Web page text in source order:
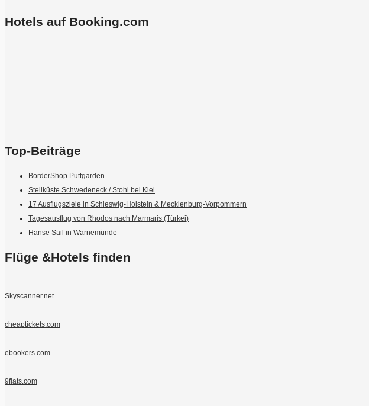
Hotels auf Booking.com
Top-Beiträge
BorderShop Puttgarden
Steilküste Schwedeneck / Stohl bei Kiel
17 Ausflugsziele in Schleswig-Holstein & Mecklenburg-Vorpommern
Tagesausflug von Rhodos nach Marmaris (Türkei)
Hanse Sail in Warnemünde
Flüge &Hotels finden
Skyscanner.net
cheaptickets.com
ebookers.com
9flats.com